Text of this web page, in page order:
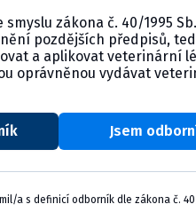
smyslu zákona č. 40/1995
pozdějších předpisů,
a aplikovat veterinární
oprávněnou vydávat
Jsem
a s definicí odborník dle zákona č.